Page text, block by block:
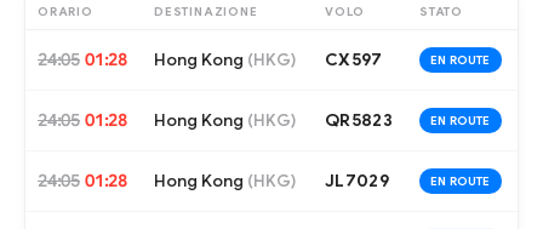
ORARIO DESTINAZIONE VOLO STATO
24:05 01:28 Hong Kong (HKG) CX597 EN ROUTE
24:05 01:28 Hong Kong (HKG) QR5823 EN ROUTE
24:05 01:28 Hong Kong (HKG) JL7029 EN ROUTE